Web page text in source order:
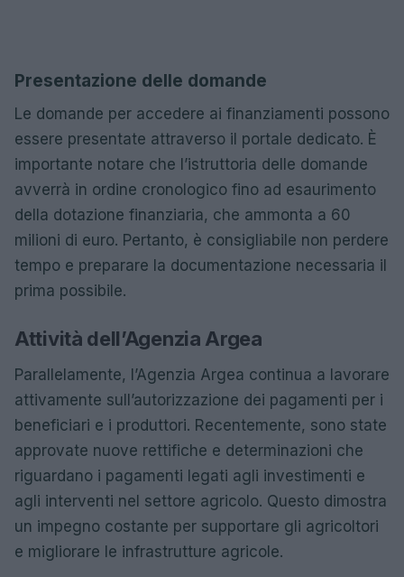
Presentazione delle domande
Le domande per accedere ai finanziamenti possono
essere presentate attraverso il portale dedicato. È
importante notare che l’istruttoria delle domande
avverrà in ordine cronologico fino ad esaurimento
della dotazione finanziaria, che ammonta a 60
milioni di euro. Pertanto, è consigliabile non perdere
tempo e preparare la documentazione necessaria il
prima possibile.
Attività dell’Agenzia Argea
Parallelamente, l’Agenzia Argea continua a lavorare
attivamente sull’autorizzazione dei pagamenti per i
beneficiari e i produttori. Recentemente, sono state
approvate nuove rettifiche e determinazioni che
riguardano i pagamenti legati agli investimenti e
agli interventi nel settore agricolo. Questo dimostra
un impegno costante per supportare gli agricoltori
e migliorare le infrastrutture agricole.